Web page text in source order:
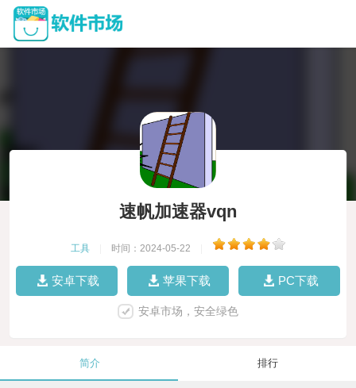
速帆加速器vqn
工具 时间：2024-05-22
安卓下载 苹果下载 PC下载
安卓市场，安全绿色
简介 排行